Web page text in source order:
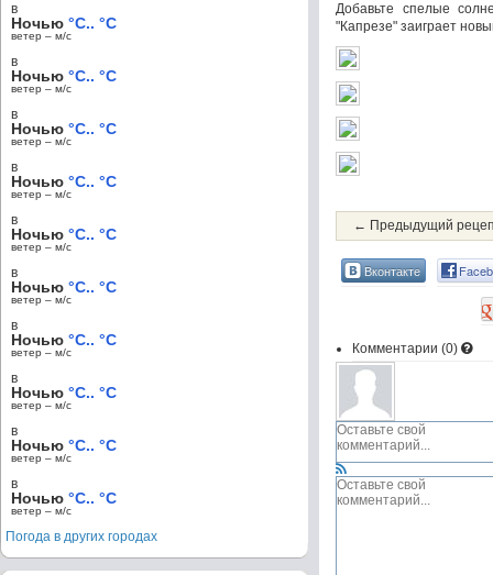
Добавьте спелые
"Капрезе" заиграет
← Предыдущий
Вконтакте
Комментарии (0)
в
Ночью °C.. °C
ветер – м/c
в
Ночью °C.. °C
ветер – м/c
в
Ночью °C.. °C
ветер – м/c
в
Ночью °C.. °C
ветер – м/c
в
Ночью °C.. °C
ветер – м/c
в
Ночью °C.. °C
ветер – м/c
в
Ночью °C.. °C
ветер – м/c
в
Ночью °C.. °C
ветер – м/c
в
Ночью °C.. °C
ветер – м/c
в
Ночью °C.. °C
ветер – м/c
Погода в других городах